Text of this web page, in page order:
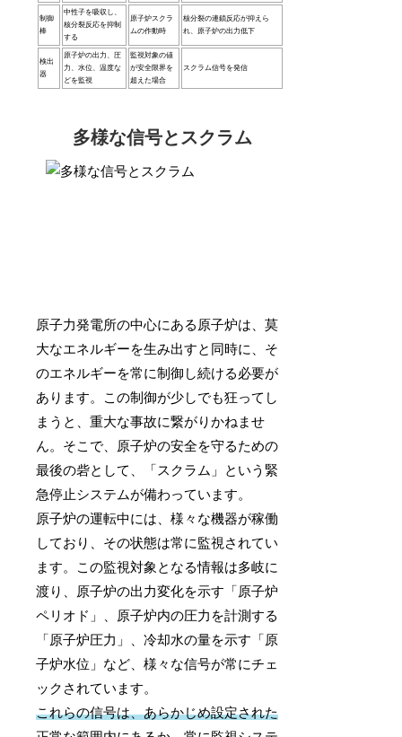
制御
棒
中性子を吸収し、
核分裂反応を抑制
する
原子炉スクラ
ムの作動時
核分裂の連鎖反応が抑えら
れ、原子炉の出力低下
検出
器
原子炉の出力、圧
力、水位、温度な
どを監視
監視対象の値
が安全限界を
超えた場合
スクラム信号を発信
多様な信号とスクラム
原子力発電所の中心にある原子炉は、莫
大なエネルギーを生み出すと同時に、そ
のエネルギーを常に制御し続ける必要が
あります。この制御が少しでも狂ってし
まうと、重大な事故に繋がりかねませ
ん。そこで、原子炉の安全を守るための
最後の砦として、「スクラム」という緊
急停止システムが備わっています。
原子炉の運転中には、様々な機器が稼働
しており、その状態は常に監視されてい
ます。この監視対象となる情報は多岐に
渡り、原子炉の出力変化を示す「原子炉
ペリオド」、原子炉内の圧力を計測する
「原子炉圧力」、冷却水の量を示す「原
子炉水位」など、様々な信号が常にチェ
ックされています。
これらの信号は、あらかじめ設定された